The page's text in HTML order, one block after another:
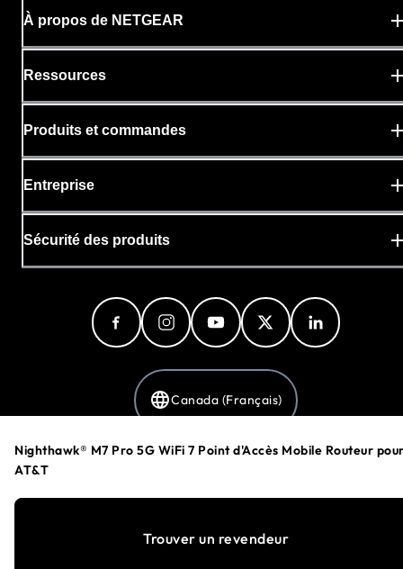
Nighthawk® M7 Pro 5G WiFi 7 Point d'Accès Mobile Routeur
AT&T
Trouver un revendeur
À propos de NETGEAR
Ressources
Produits et commandes
Entreprise
Sécurité des produits
Canada (Français)
Préférences en matière de cookies
©1996-2026 NETGEAR®